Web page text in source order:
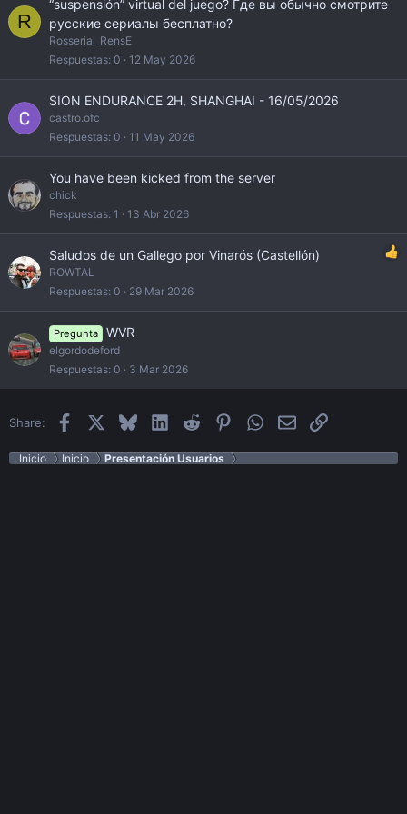
R
“suspensión” virtual del juego? Где вы обычно смотрите
русские сериалы бесплатно?
Rosserial_RensE
Respuestas 0 12 May 2026
SION ENDURANCE 2H, SHANGHAI - 16/05/2026
castro.ofc
Respuestas 0 11 May 2026
You have been kicked from the server
chick
Respuestas 1 13 Abr 2026
Saludos de un Gallego por Vinarós (Castellón)
ROWTAL
Respuestas 0 29 Mar 2026
Pregunta WVR
elgordodeford
Respuestas 0 3 Mar 2026
Share: Facebook BlueskyLinkedInReddit PinterestWhatsApp
EmailEnlace
Inicio Inicio Presentación Usuarios